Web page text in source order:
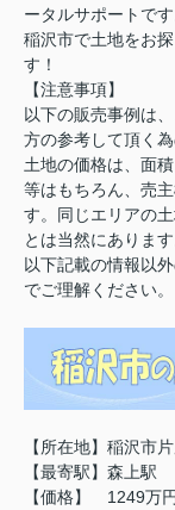
ータルサポートです
稲沢市で土地をお
す！
【注意事項】
以下の販売事例は
方の参考して頂く為
土地の価格は、面
等はもちろん、売
す。同じエリアの
とは当然にあります
以下記載の情報以
でご理解ください。
【所在地】稲沢市
【最寄駅】 森上駅
【価格】 1249万